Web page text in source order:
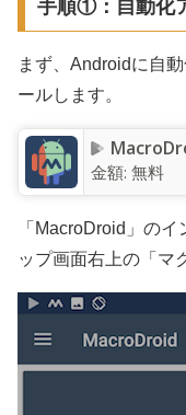
手順①：自動化
まず、Androidに自
ールします。
金額: 無料
「MacroDroid」の
ップ画面右上の「マ